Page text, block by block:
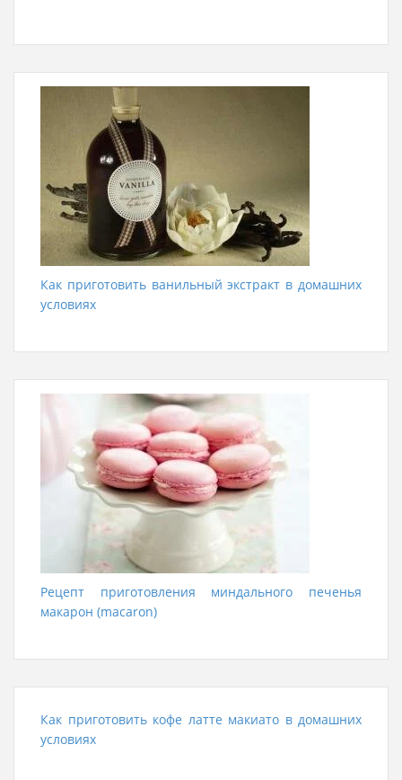
Как приготовить ванильный экстракт в домашних
условиях
Рецепт приготовления миндального печенья
макарон (macaron)
Как приготовить кофе латте макиато в домашних
условиях